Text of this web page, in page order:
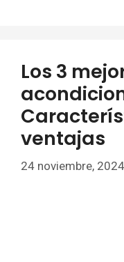
Los 3
ventajas
24 noviembre, 2024